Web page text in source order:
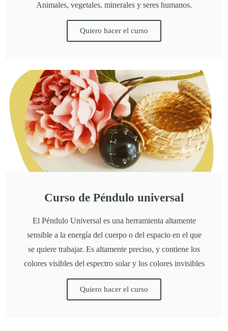
Animales, vegetales, minerales y seres humanos.
Quiero hacer el curso
Curso de Péndulo universal
El Péndulo Universal es una herramienta altamente
sensible a la energía del cuerpo o del espacio en el que
se quiere trabajar. Es altamente preciso, y contiene los
colores visibles del espectro solar y los colores invisibles
Quiero hacer el curso